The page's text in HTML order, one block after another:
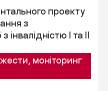
проекту
з
інвалідністю I та II
, моніторинг